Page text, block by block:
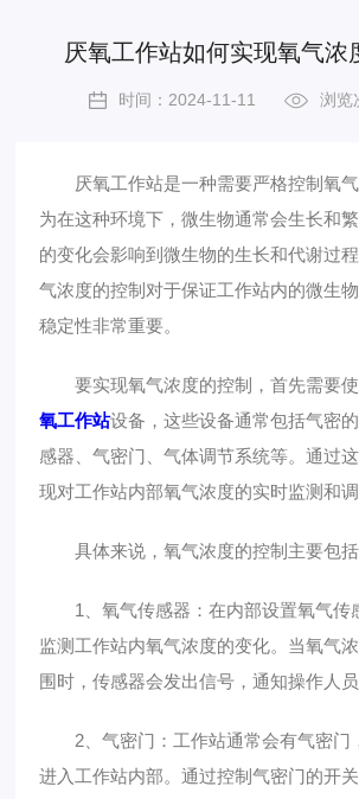
厌氧工作站如何实现氧气浓
时间：2024-11-11 浏览
厌氧工作站是一种需要严格控制氧气
为在这种环境下，微生物通常会生长和
的变化会影响到微生物的生长和代谢过
气浓度的控制对于保证工作站内的微生
稳定性非常重要。
要实现氧气浓度的控制，首先需要使
氧工作站设备，这些设备通常包括气密
感器、气密门、气体调节系统等。通过
现对工作站内部氧气浓度的实时监测和调
具体来说，氧气浓度的控制主要包括
1、氧气传感器：在内部设置氧气传
监测工作站内氧气浓度的变化。当氧气
围时，传感器会发出信号，通知操作人员
2、气密门：工作站通常会有气密门
进入工作站内部。通过控制气密门的开